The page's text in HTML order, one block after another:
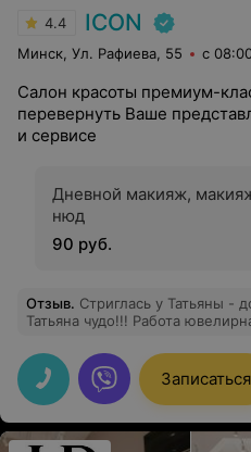
4.4 ICON
Минск, Ул. Рафиева, 55 с
Салон красоты премиум-
перевернуть Ваше
и сервисе
Дневной макияж,
нюд
90 руб.
Отзыв. Стриглась у Татьяны -
Татьяна чудо!!! Работа
Записаться